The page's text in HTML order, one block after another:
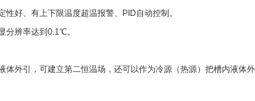
好、有上下限温度超温报警、PID自动控制。
分辨率达到0.1℃。
体外引，可建立第二恒温场，还可以作为冷源（热源）把槽内液体